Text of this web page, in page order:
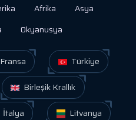
Afrika
Asya
Okyanusya
Fransa
Türkiye
Birleşik Krallık
İtalya
Litvanya